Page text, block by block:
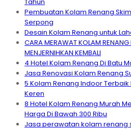
Pembuatan Kolam Renang
Serpong
Desain Kolam Renang untuk
CARA MERAWAT KOLAM
MENJERNIHKAN KEMBALI
4 Hotel Kolam Renang Di Batu
Jasa Renovasi Kolam Renang
5 Kolam Renang Indoor
Keren
8 Hotel Kolam Renang Murah
Harga Di Bawah 300 Ribu
Jasa perawatan kolam renang